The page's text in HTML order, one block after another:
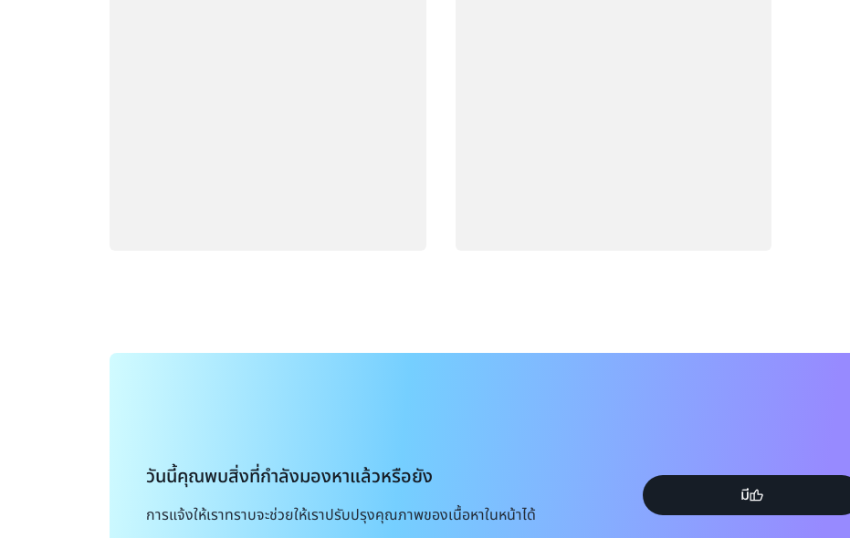
วันนี้คุณพบสิ่งที่กำลังมองหาแล้วหรือยัง
การแจ้งให้เราทราบจะช่วยให้เราปรับปรุงคุณภาพของเนื้อหาในหน้าได้
มี